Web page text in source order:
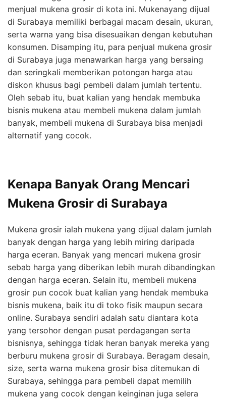
menjual mukena grosir di kota ini. Mukenayang dijual
di Surabaya memiliki berbagai macam desain, ukuran,
serta warna yang bisa disesuaikan dengan kebutuhan
konsumen. Disamping itu, para penjual mukena grosir
di Surabaya juga menawarkan harga yang bersaing
dan seringkali memberikan potongan harga atau
diskon khusus bagi pembeli dalam jumlah tertentu.
Oleh sebab itu, buat kalian yang hendak membuka
bisnis mukena atau membeli mukena dalam jumlah
banyak, membeli mukena di Surabaya bisa menjadi
alternatif yang cocok.
Kenapa Banyak Orang Mencari
Mukena Grosir di Surabaya
Mukena grosir ialah mukena yang dijual dalam jumlah
banyak dengan harga yang lebih miring daripada
harga eceran. Banyak yang mencari mukena grosir
sebab harga yang diberikan lebih murah dibandingkan
dengan harga eceran. Selain itu, membeli mukena
grosir pun cocok buat kalian yang hendak membuka
bisnis mukena, baik itu di toko fisik maupun secara
online. Surabaya sendiri adalah satu diantara kota
yang tersohor dengan pusat perdagangan serta
bisnisnya, sehingga tidak heran banyak mereka yang
berburu mukena grosir di Surabaya. Beragam desain,
size, serta warna mukena grosir bisa ditemukan di
Surabaya, sehingga para pembeli dapat memilih
mukena yang cocok dengan keinginan juga selera